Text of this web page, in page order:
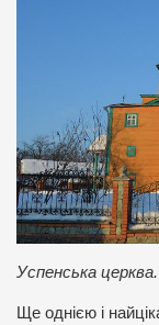
Успенська
Ще однією і